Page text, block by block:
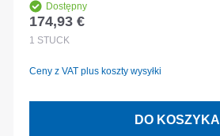
Dostępny
Cena regularna:
174,93 €
1 STÜCK
Ceny z VAT plus koszty wysyłki
DO KOSZYKA